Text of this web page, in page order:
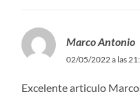
Marco Antonio
02/05/2022 a las
Excelente articulo